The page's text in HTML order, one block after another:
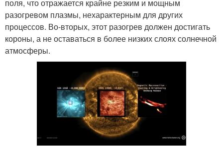
поля, что отражается крайне резким и мощным
разогревом плазмы, нехарактерным для других
процессов. Во-вторых, этот разогрев должен достигать
короны, а не оставаться в более низких слоях солнечной
атмосферы.